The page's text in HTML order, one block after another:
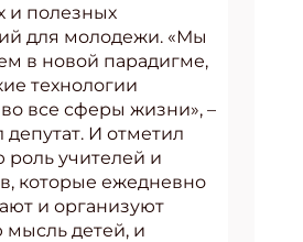
и полезных
для молодежи. «Мы
в новой парадигме,
технологии
все сферы жизни», –
депутат. И отметил
учителей и
которые ежедневно
и организуют
мысль детей, и